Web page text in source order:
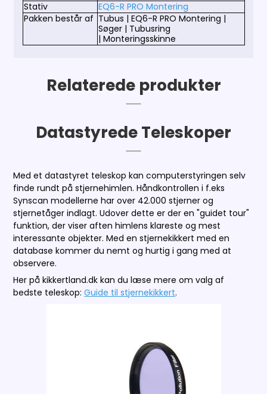
Stativ
EQ6-R PRO Montering
Pakken består af Tubus | EQ6-R PRO Montering |
Søger | Tubusring
| Monteringsskinne
Relaterede produkter
Datastyrede Teleskoper
Med et datastyret teleskop kan computerstyringen selv
finde rundt på stjernehimlen. Håndkontrollen i f.eks
Synscan modellerne har over 42.000 stjerner og
stjernetåger indlagt. Udover dette er der en "guidet tour"
funktion, der viser aften himlens klareste og mest
interessante objekter. Med en stjernekikkert med en
database kommer du nemt og hurtig i gang med at
observere.
Her på kikkertland.dk kan du læse mere om valg af
bedste teleskop:Guide til stjernekikkert.